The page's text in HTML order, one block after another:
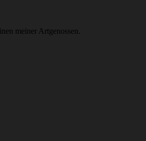
meiner Artgenossen.